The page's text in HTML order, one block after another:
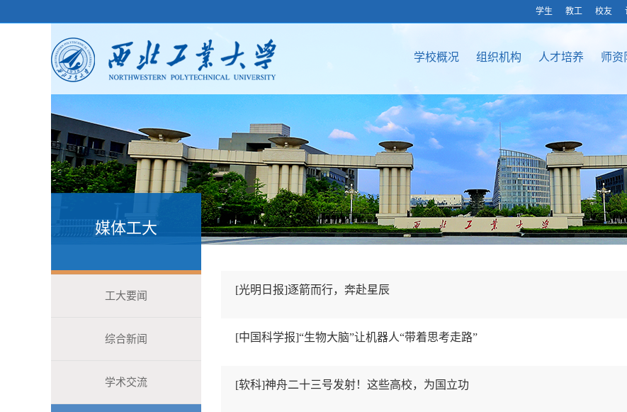
学生 教工 校友
学校概况 组织机构 人才培养 师资
媒体工大
工大要闻
综合新闻
学术交流
[光明日报]逐箭而行，奔赴星辰
[中国科学报]“生物大脑”让机器人“带着思考走路”
[软科]神舟二十三号发射！这些高校，为国立功